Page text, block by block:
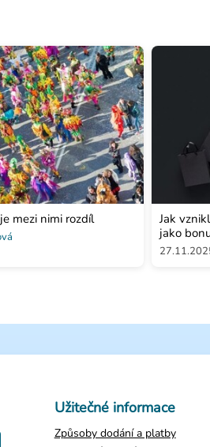
mezi nimi rozdíl
Jak
jako
Užitečné informace
Způsoby dodání a platby